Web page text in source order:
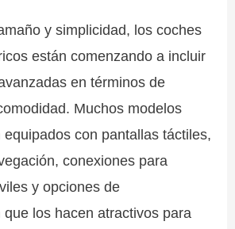
y simplicidad, los coches
están comenzando a incluir
en términos de
Muchos modelos
con pantallas táctiles,
conexiones para
y opciones de
los hacen atractivos para